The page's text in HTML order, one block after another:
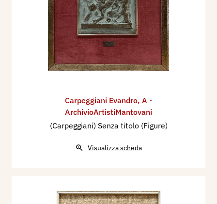
Carpeggiani Evandro, A -
ArchivioArtistiMantovani
(Carpeggiani) Senza titolo (Figure)
Visualizza scheda